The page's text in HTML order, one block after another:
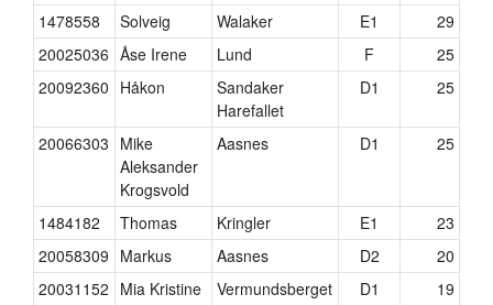
1478558
Solveig Walaker E1
29
20025036 Åse Irene Lund F
25
20092360 Håkon
Sandaker
Harefallet
D1 25
20066303 Mike
Aleksander
Krogsvold
Aasnes D1 25
1484182 Thomas Kringler E1
23
20058309 Markus Aasnes D2
20
20031152 Mia Kristine Vermundsberget D1
19